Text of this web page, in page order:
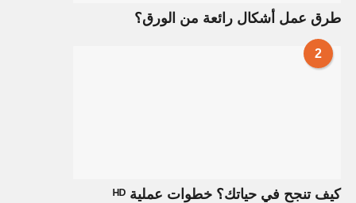
طرق عمل أشكال رائعة من الورق؟
2
كيف تنجح في حياتك؟ خطوات عملية ᴴᴰ